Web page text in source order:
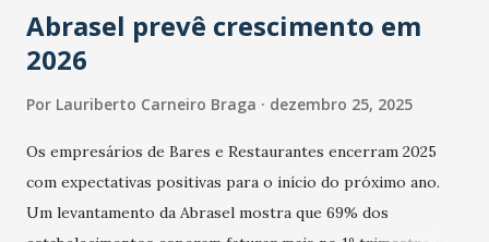
Abrasel prevê crescimento em
2026
Por Lauriberto Carneiro Braga dezembro 25, 2025
Os empresários de Bares e Restaurantes encerram 2025
com expectativas positivas para o início do próximo ano.
Um levantamento da Abrasel mostra que 69% dos